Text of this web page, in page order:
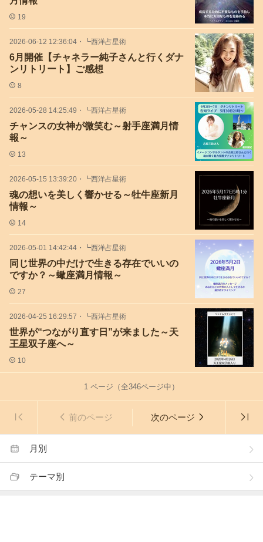
19
2026-06-12 12:36:04 ・ ┗西洋占星術
6月開催【チャネラー純子さんと行くダナ
ンリトリート】ご感想
8
2026-05-28 14:25:49 ・ ┗西洋占星術
チャンスの女神が微笑む～射手座満月情
報～
13
2026-05-15 13:39:20 ・ ┗西洋占星術
魂の想いを美しく響かせる～牡牛座新月
情報～
14
2026-05-01 14:42:44 ・ ┗西洋占星術
同じ世界の中だけで生きる存在でいいの
ですか？～蠍座満月情報～
27
2026-04-25 16:29:57 ・ ┗西洋占星術
世界が“つながり直す日”が来ました～天
王星双子座へ～
10
1 ページ（全346ページ中）
前のページ 次のページ
月別
テーマ別